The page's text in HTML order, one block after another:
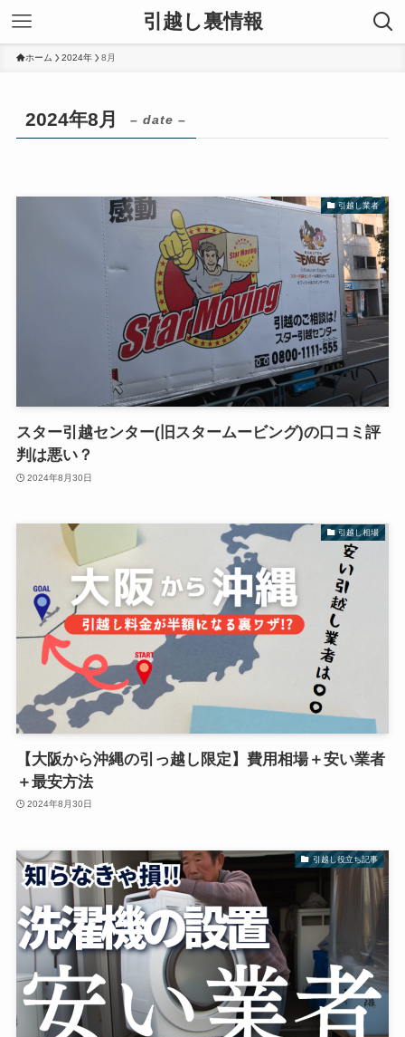
引越し裏情報
ホーム 2024年 8月
2024年8月 – date –
引越し業者
スター引越センター(旧スタームービング)の口コミ評
判は悪い？
2024年8月30日
引越し相場
【大阪から沖縄の引っ越し限定】費用相場＋安い業者
＋最安方法
2024年8月30日
引越し役立ち記事